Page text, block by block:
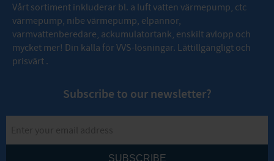
Vårt sortiment inkluderar bl. a luft vatten värmepump, ctc
värmepump, nibe värmepump, elpannor,
varmvattenberedare, ackumulatortank, enskilt avlopp och
mycket mer! Din källa för VVS-lösningar. Lättillgängligt och
prisvärt .
Subscribe to our newsletter?
SUBSCRIBE